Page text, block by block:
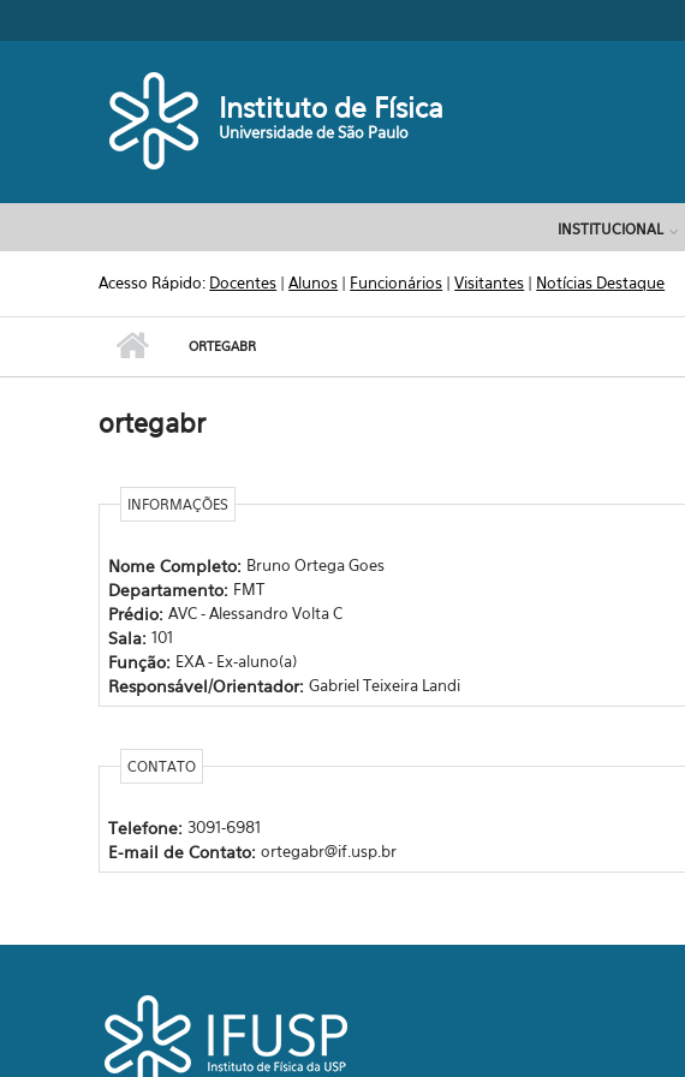
Instituto de Física
Universidade de São Paulo
INSTITUCIONAL
Acesso Rápido: Docentes |Alunos | Funcionários |Visitantes | Notícias Destaque
ORTEGABR
ortegabr
INFORMAÇÕES
Nome Completo: Bruno Ortega Goes
Departamento: FMT
Prédio: AVC - Alessandro Volta C
Sala: 101
Função: EXA - Ex-aluno(a)
Responsável/Orientador: Gabriel Teixeira Landi
CONTATO
Telefone: 3091-6981
E-mail de Contato: ortegabr@if.usp.br